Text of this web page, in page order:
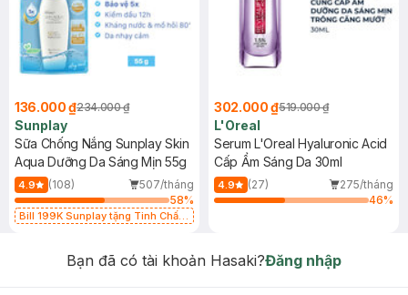
136.000 ₫234.000 ₫
Sunplay
Sữa Chống Nắng Sunplay Skin
Aqua Dưỡng Da Sáng Mịn 55g
4.9 (108)
507/tháng
58%
Bill 199K Sunplay tặng Tinh Chất
302.000 ₫519.000 ₫
L'Oreal
Serum L'Oreal Hyaluronic Acid
Cấp Ẩm Sáng Da 30ml
4.9 (27)
275/tháng
46%
Bạn đã có tài khoản Hasaki?Đăng nhập